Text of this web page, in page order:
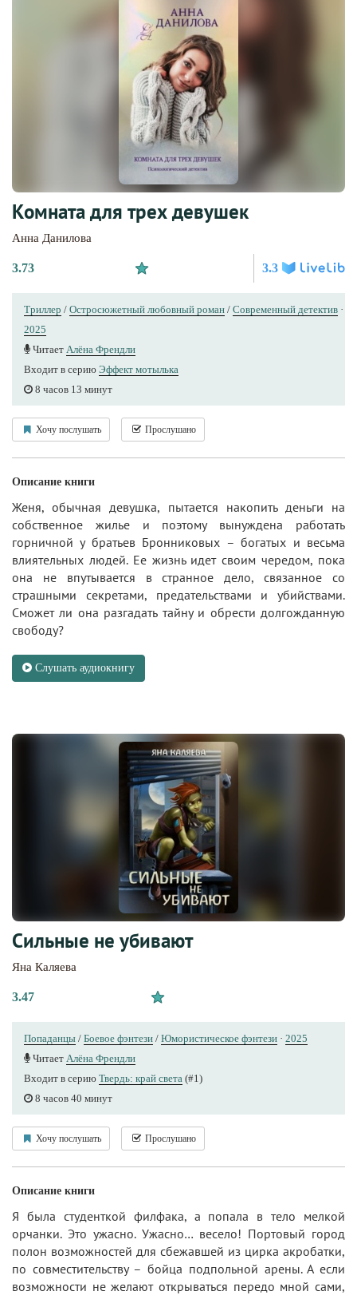
Комната для трех девушек
Анна Данилова
3.73 3.3
Триллер / Остросюжетный любовный роман / Современный детектив ·
2025
Читает Алёна Френдли
Входит в серию Эффект мотылька
8 часов 13 минут
Хочу послушать Прослушано
Описание книги
Женя, обычная девушка, пытается накопить деньги на
собственное жилье и поэтому вынуждена работать
горничной у братьев Бронниковых – богатых и весьма
влиятельных людей. Ее жизнь идет своим чередом, пока
она не впутывается в странное дело, связанное со
страшными секретами, предательствами и убийствами.
Сможет ли она разгадать тайну и обрести долгожданную
свободу?
Слушать аудиокнигу
Сильные не убивают
Яна Каляева
3.47
Попаданцы / Боевое фэнтези / Юмористическое фэнтези · 2025
Читает Алёна Френдли
Входит в серию Твердь: край света (#1)
8 часов 40 минут
Хочу послушать Прослушано
Описание книги
Я была студенткой филфака, а попала в тело мелкой
орчанки. Это ужасно. Ужасно… весело! Портовый город
полон возможностей для сбежавшей из цирка акробатки,
по совместительству – бойца подпольной арены. А если
возможности не желают открываться передо мной сами,